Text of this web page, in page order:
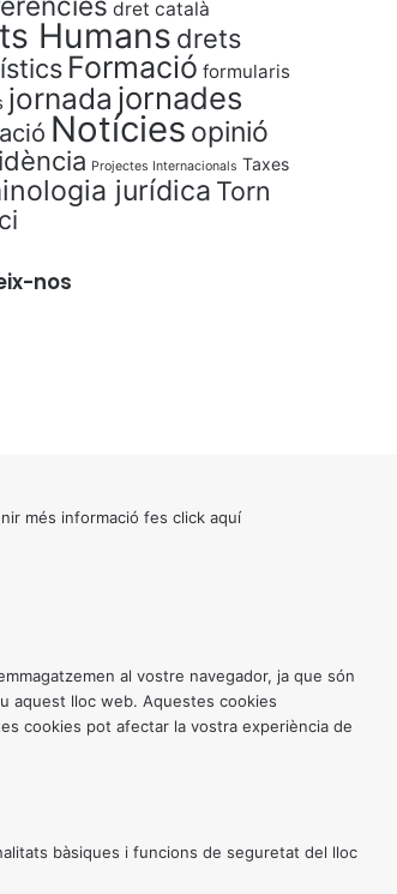
dret català
Humans drets
Formació formularis
jornada jornades
Notícies opinió
Projectes Internacionals Taxes
jurídica Torn
nos
més informació fes click aquí
al vostre navegador, ja que són
aquest lloc web. Aquestes cookies
cookies pot afectar la vostra experiència de
bàsiques i funcions de seguretat del lloc